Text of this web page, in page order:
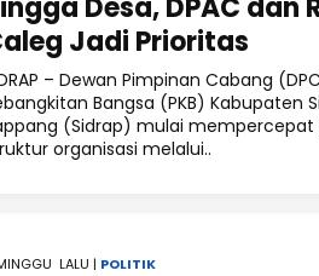
Desa, DPAC dan
Jadi Prioritas
– Dewan Pimpinan Cabang
Bangsa (PKB) Kabupaten
(Sidrap) mulai
organisasi melalui..
LALU | POLITIK